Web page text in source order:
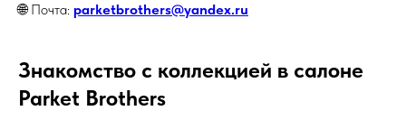
🌐 Почта: parketbrothers@yandex.ru
Знакомство с коллекцией в салоне
Parket Brothers